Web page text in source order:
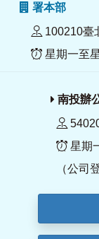
署本部
100210臺
星期一至
南投辦
星期
（公司